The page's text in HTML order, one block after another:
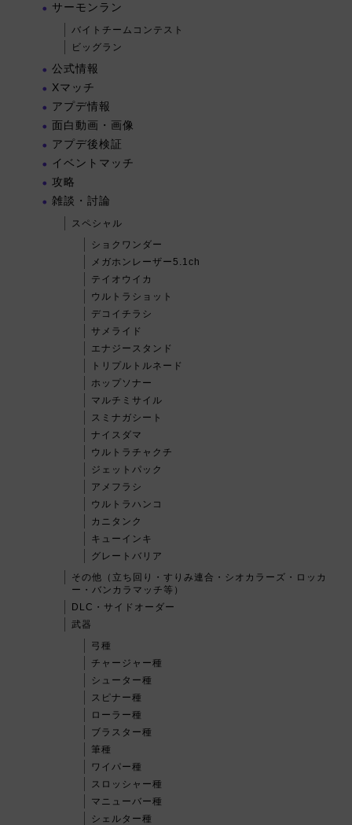
サーモンラン
バイトチームコンテスト
ビッグラン
公式情報
Xマッチ
アプデ情報
面白動画・画像
アプデ後検証
イベントマッチ
攻略
雑談・討論
スペシャル
ショクワンダー
メガホンレーザー5.1ch
テイオウイカ
ウルトラショット
デコイチラシ
サメライド
エナジースタンド
トリプルトルネード
ホップソナー
マルチミサイル
スミナガシート
ナイスダマ
ウルトラチャクチ
ジェットパック
アメフラシ
ウルトラハンコ
カニタンク
キューインキ
グレートバリア
その他（立ち回り・すりみ連合・シオカラーズ・ロッカ
ー・バンカラマッチ等）
DLC・サイドオーダー
武器
弓種
チャージャー種
シューター種
スピナー種
ローラー種
ブラスター種
筆種
ワイパー種
スロッシャー種
マニューバー種
シェルター種